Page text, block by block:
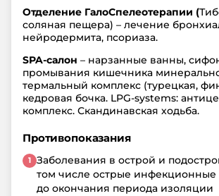
Отделение ГалоСпелеотерапии (
соляная пещера) – лечение
нейродермита, псориаза.
SPA-салон – нарзанные ванны,
промывания кишечника
термальный комплекс (турецкая,
кедровая бочка. LPG-systems:
комплекс. Скандинавская ходьба.
Противопоказания
Заболевания в острой и
том числе острые инфекционные
до окончания периода изоляции